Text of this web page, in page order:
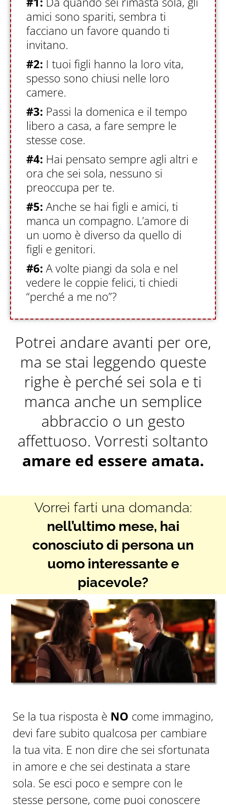
amici sono spariti, sembra ti
facciano un favore quando ti
invitano.
#2: I tuoi figli hanno la loro vita,
spesso sono chiusi nelle loro
camere.
#3: Passi la domenica e il tempo
libero a casa, a fare sempre le
stesse cose.
#4: Hai pensato sempre agli altri e
ora che sei sola, nessuno si
preoccupa per te.
#5: Anche se hai figli e amici, ti
manca un compagno. L’amore di
un uomo è diverso da quello di
figli e genitori.
#6: A volte piangi da sola e nel
vedere le coppie felici, ti chiedi
“perché a me no”?
Potrei andare avanti per ore,
ma se stai leggendo queste
righe è perché sei sola e ti
manca anche un semplice
abbraccio o un gesto
affettuoso. Vorresti soltanto
amare ed essere amata.
Vorrei farti una domanda:
nell’ultimo mese, hai
conosciuto di persona un
uomo interessante e
piacevole?
Se la tua risposta è NO come immagino,
devi fare subito qualcosa per cambiare
la tua vita. E non dire che sei sfortunata
in amore e che sei destinata a stare
sola. Se esci poco e sempre con le
stesse persone, come puoi conoscere